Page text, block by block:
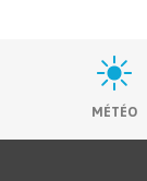
MÉTÉO